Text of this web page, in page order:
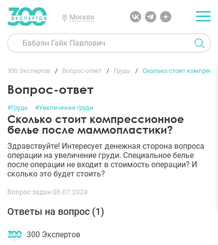
Москва
300 Экспертов Вопрос-ответ Грудь Сколько стоит
Вопрос-ответ
#Грудь #Увеличение груди
Сколько стоит компрессионное
белье после маммопластики?
Здравствуйте! Интересует денежная сторона вопроса
операции на увеличение груди. Специальное белье
после операции не входит в стоимость операции? И
сколько это будет стоить?
Вопрос задан 08.07.2024
Ответы на вопрос (1)
300 Экспертов